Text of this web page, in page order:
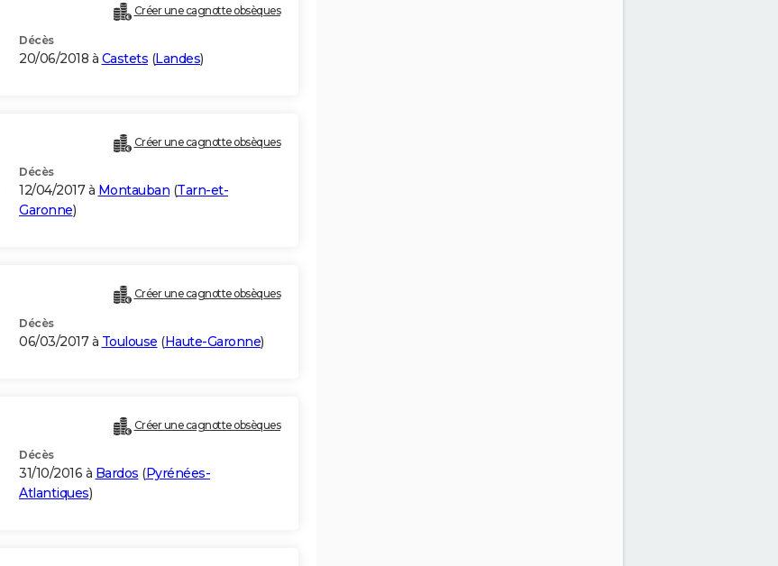
Créer une cagnotte obsèques
Décès
20/06/2018 à Castets (Landes)
Créer une cagnotte obsèques
Décès
12/04/2017 à Montauban (Tarn-et-
Garonne)
Créer une cagnotte obsèques
Décès
06/03/2017 à Toulouse (Haute-Garonne)
Créer une cagnotte obsèques
Décès
31/10/2016 à Bardos (Pyrénées-
Atlantiques)